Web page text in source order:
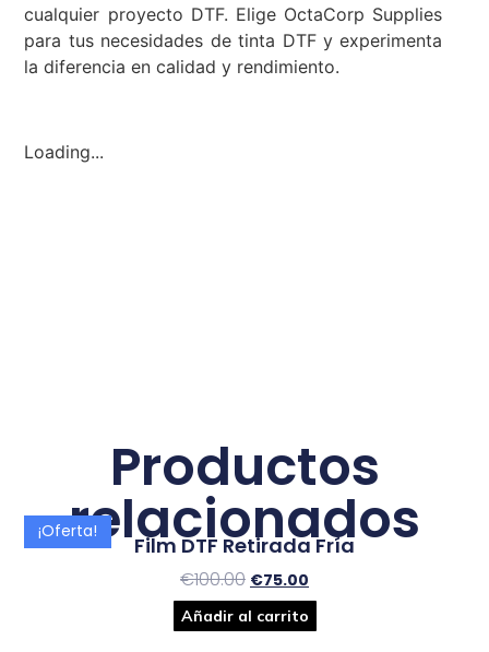
cualquier proyecto DTF. Elige OctaCorp Supplies
para tus necesidades de tinta DTF y experimenta
la diferencia en calidad y rendimiento.
Loading...
Productos
relacionados
¡Oferta!
Film DTF Retirada Fría
€100.00 €75.00
Añadir al carrito